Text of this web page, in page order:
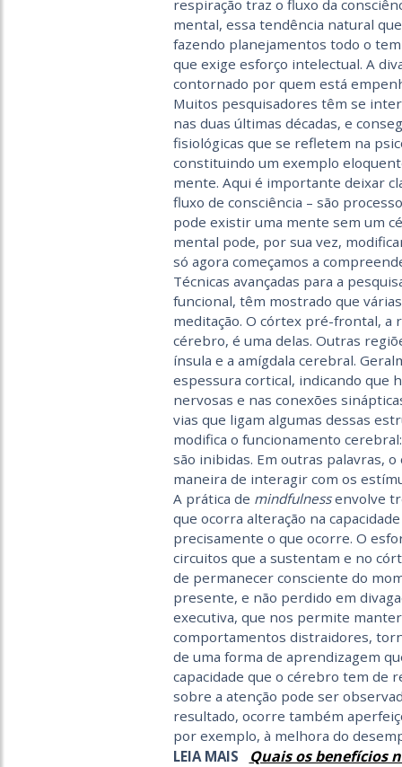
respiração traz o fluxo da
mental, essa tendência natural
fazendo planejamentos todo o
que exige esforço intelectual. A
contornado por quem está
Muitos pesquisadores têm se
nas duas últimas décadas, e
fisiológicas que se refletem na
constituindo um exemplo
mente. Aqui é importante deixar
fluxo de consciência – são
pode existir uma mente sem um
mental pode, por sua vez,
só agora começamos a
Técnicas avançadas para a
funcional, têm mostrado que
meditação. O córtex pré-frontal, a
cérebro, é uma delas. Outras
ínsula e a amígdala cerebral.
espessura cortical, indicando que
nervosas e nas conexões
vias que ligam algumas dessas
modifica o funcionamento
são inibidas. Em outras palavras,
maneira de interagir com os
A prática de mindfulnessenvolve
que ocorra alteração na
precisamente o que ocorre. O
circuitos que a sustentam e no
de permanecer consciente do
presente, e não perdido em
executiva, que nos permite
comportamentos distraidores,
de uma forma de aprendizagem
capacidade que o cérebro tem de
sobre a atenção pode ser
resultado, ocorre também
por exemplo, à melhora do
LEIA MAIS
Quais os benefícios